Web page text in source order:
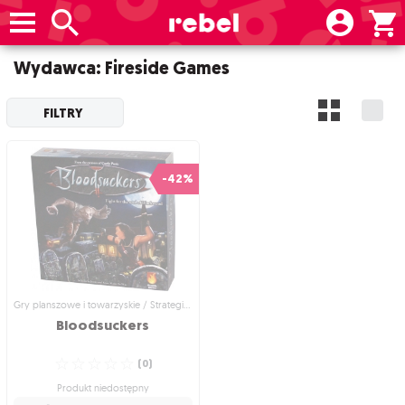
Wydawca: Fireside Games
FILTRY
-42%
Gry planszowe i towarzyskie / Strategiczne gry planszowe
Bloodsuckers
(0)
Produkt niedostępny